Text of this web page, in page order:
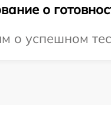
о
успешном